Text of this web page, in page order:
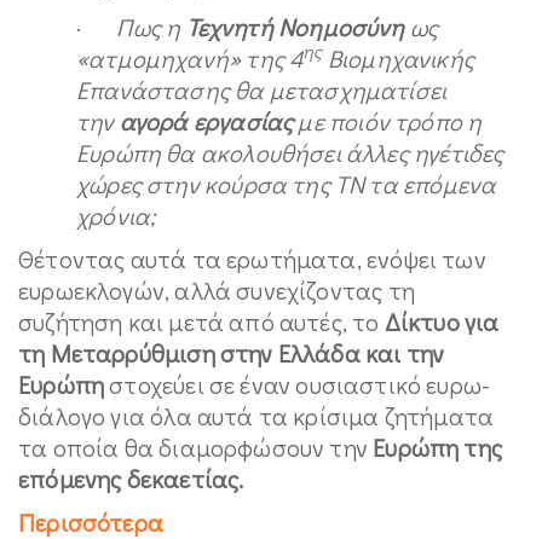
· Πως η Τεχνητή Νοημοσύνηως
«ατμομηχανή» της 4ηςΒιομηχανικής
Επανάστασης θα μετασχηματίσει
τηναγορά εργασίαςμε ποιόν τρόπο η
Ευρώπη θα ακολουθήσει άλλες ηγέτιδες
χώρες στην κούρσα της ΤΝ τα επόμενα
χρόνια;
Θέτοντας αυτά τα ερωτήματα, ενόψει των
ευρωεκλογών, αλλά συνεχίζοντας τη
συζήτηση και μετά από αυτές, το Δίκτυο για
τη Μεταρρύθμιση στην Ελλάδα και την
Ευρώπηστοχεύει σε έναν ουσιαστικό ευρω-
διάλογο για όλα αυτά τα κρίσιμα ζητήματα
τα οποία θα διαμορφώσουν την Ευρώπη της
επόμενης δεκαετίας.
Περισσότερα